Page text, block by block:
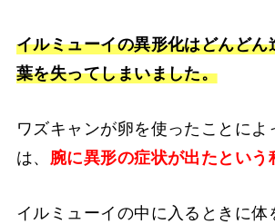
イルミューイの異形化はどんどん
葉を失ってしまいました。
ワズキャンが卵を使ったことによ
は、 腕に異形の症状が出たという
イルミューイの中に入るときに体